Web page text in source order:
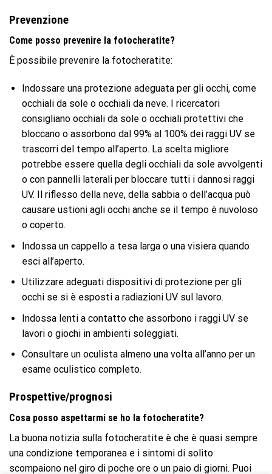
Prevenzione
Come posso prevenire la fotocheratite?
È possibile prevenire la fotocheratite:
Indossare una protezione adeguata per gli occhi, come
occhiali da sole o occhiali da neve. I ricercatori
consigliano occhiali da sole o occhiali protettivi che
bloccano o assorbono dal 99% al 100% dei raggi UV se
trascorri del tempo all’aperto. La scelta migliore
potrebbe essere quella degli occhiali da sole avvolgenti
o con pannelli laterali per bloccare tutti i dannosi raggi
UV. Il riflesso della neve, della sabbia o dell’acqua può
causare ustioni agli occhi anche se il tempo è nuvoloso
o coperto.
Indossa un cappello a tesa larga o una visiera quando
esci all’aperto.
Utilizzare adeguati dispositivi di protezione per gli
occhi se si è esposti a radiazioni UV sul lavoro.
Indossa lenti a contatto che assorbono i raggi UV se
lavori o giochi in ambienti soleggiati.
Consultare un oculista almeno una volta all’anno per un
esame oculistico completo.
Prospettive/prognosi
Cosa posso aspettarmi se ho la fotocheratite?
La buona notizia sulla fotocheratite è che è quasi sempre
una condizione temporanea e i sintomi di solito
scompaiono nel giro di poche ore o un paio di giorni. Puoi